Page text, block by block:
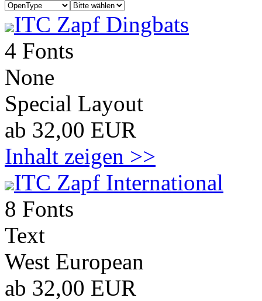
ITC Zapf Dingbats
4 Fonts
None
Special Layout
ab 32,00 EUR
Inhalt zeigen >>
ITC Zapf International
8 Fonts
Text
West European
ab 32,00 EUR